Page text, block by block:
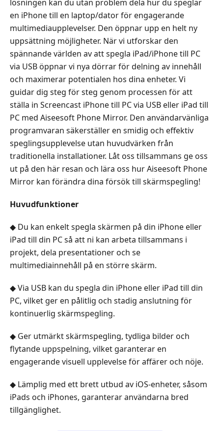
lösningen kan du utan problem dela hur du speglar
en iPhone till en laptop/dator för engagerande
multimediaupplevelser. Den öppnar upp en helt ny
uppsättning möjligheter. När vi utforskar den
spännande världen av att spegla iPad/iPhone till PC
via USB öppnar vi nya dörrar för delning av innehåll
och maximerar potentialen hos dina enheter. Vi
guidar dig steg för steg genom processen för att
ställa in Screencast iPhone till PC via USB eller iPad till
PC med Aiseesoft Phone Mirror. Den användarvänliga
programvaran säkerställer en smidig och effektiv
speglingsupplevelse utan huvudvärken från
traditionella installationer. Låt oss tillsammans ge oss
ut på den här resan och lära oss hur Aiseesoft Phone
Mirror kan förändra dina försök till skärmspegling!
Huvudfunktioner
◆ Du kan enkelt spegla skärmen på din iPhone eller
iPad till din PC så att ni kan arbeta tillsammans i
projekt, dela presentationer och se
multimediainnehåll på en större skärm.
◆ Via USB kan du spegla din iPhone eller iPad till din
PC, vilket ger en pålitlig och stadig anslutning för
kontinuerlig skärmspegling.
◆ Ger utmärkt skärmspegling, tydliga bilder och
flytande uppspelning, vilket garanterar en
engagerande visuell upplevelse för affärer och nöje.
◆ Lämplig med ett brett utbud av iOS-enheter, såsom
iPads och iPhones, garanterar användarna bred
tillgänglighet.